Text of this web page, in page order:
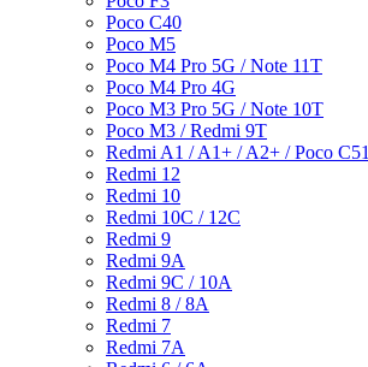
Poco C40
Poco M5
Poco M4 Pro 5G / Note 11T
Poco M4 Pro 4G
Poco M3 Pro 5G / Note 10T
Poco M3 / Redmi 9T
Redmi A1 / A1+ / A2+ / Poco C51
Redmi 12
Redmi 10
Redmi 10C / 12C
Redmi 9
Redmi 9A
Redmi 9C / 10A
Redmi 8 / 8A
Redmi 7
Redmi 7A